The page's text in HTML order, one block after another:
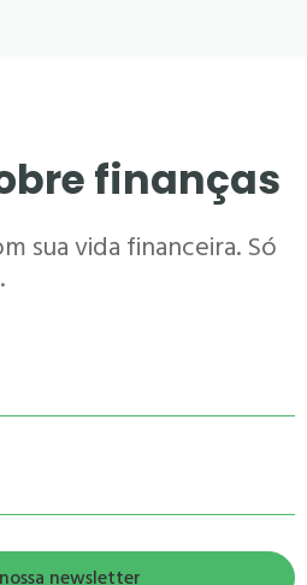
finanças
sua vida financeira. Só